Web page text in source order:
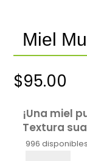
Miel
$95.00
¡Una miel
Textura
996 disponibles